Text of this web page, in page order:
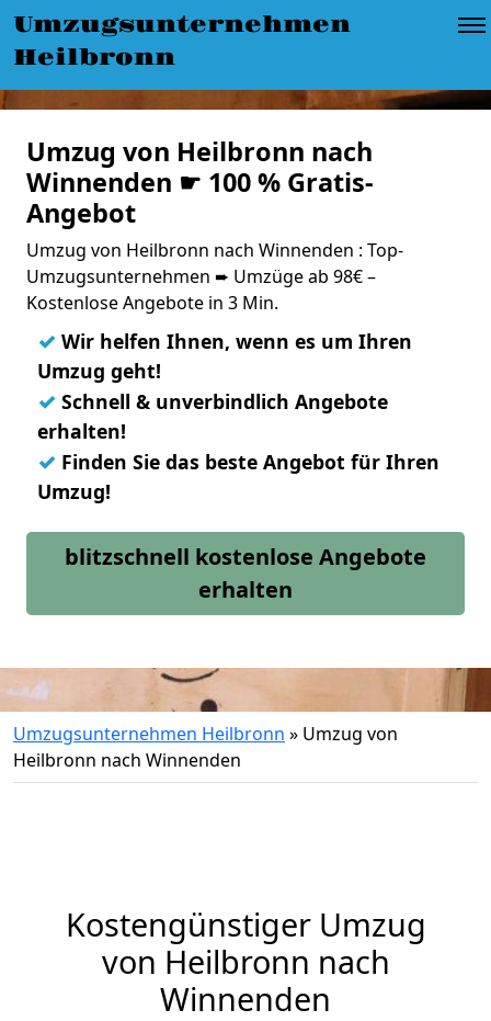
Umzugsunternehmen
Heilbronn
Umzug von Heilbronn nach
Winnenden ☛ 100 % Gratis-
Angebot
Umzug von Heilbronn nach Winnenden : Top-
Umzugsunternehmen ➨ Umzüge ab 98€ –
Kostenlose Angebote in 3 Min.
✓ Wir helfen Ihnen, wenn es um Ihren
Umzug geht!
✓ Schnell & unverbindlich Angebote
erhalten!
✓ Finden Sie das beste Angebot für Ihren
Umzug!
blitzschnell kostenlose Angebote
erhalten
Umzugsunternehmen Heilbronn » Umzug von
Heilbronn nach Winnenden
Kostengünstiger Umzug
von Heilbronn nach
Winnenden